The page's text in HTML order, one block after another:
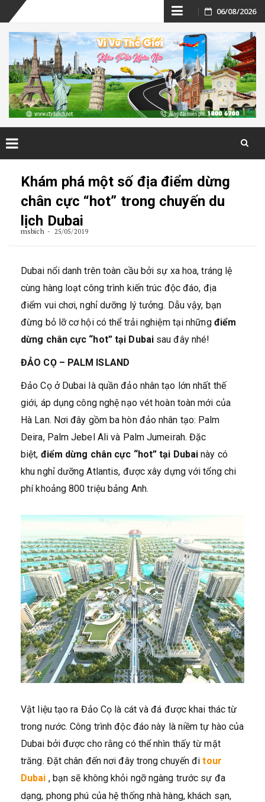
Skip
to
content
06/08/2026
Khám phá một số địa điểm dừng
chân cực “hot” trong chuyến du
lịch Dubai
msbich 25/05/2019
Dubai nổi danh trên toàn cầu bởi sự xa hoa, tráng lệ
cùng hàng loạt công trình kiến trúc độc đáo, địa
điểm vui chơi, nghỉ dưỡng lý tưởng. Dẫu vậy, bạn
đừng bỏ lỡ cơ hội có thể trải nghiệm tại những điểm
dừng chân cực “hot” tại Dubai sau đây nhé!
ĐẢO CỌ – PALM ISLAND
Đảo Cọ ở Dubai là quần đảo nhân tạo lớn nhất thế
giới, áp dụng công nghệ nạo vét hoàn toàn mới của
Hà Lan. Nơi đây gồm ba hòn đảo nhân tạo: Palm
Deira, Palm Jebel Ali và Palm Jumeirah. Đặc
biệt, điểm dừng chân cực “hot” tại Dubai này có
khu nghỉ dưỡng Atlantis, được xây dựng với tổng chi
phí khoảng 800 triệu bảng Anh.
Vật liệu tạo ra Đảo Cọ là cát và đá được khai thác từ
trong nước. Công trình độc đáo này là niềm tự hào của
Dubai bởi được cho rằng có thể nhìn thấy từ mặt
trăng. Đặt chân đến nơi đây trong chuyến đitour
Dubai , bạn sẽ không khỏi ngỡ ngàng trước sự đa
dạng, phong phú của hệ thống nhà hàng, khách sạn,